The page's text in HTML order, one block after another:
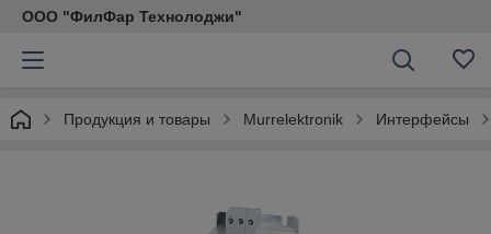
ООО "ФилФар Технолоджи"
Продукция и товары Murrelektronik Интерфейсы